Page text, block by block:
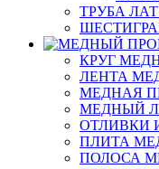
ТРУБА
КРУГ
ЛЕНТА
МЕДНАЯ
МЕДНЫЙ
ОТЛИВКИ
ПЛИТА
ПОЛОСА